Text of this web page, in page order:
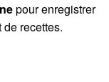
pour enregistrer
recettes.